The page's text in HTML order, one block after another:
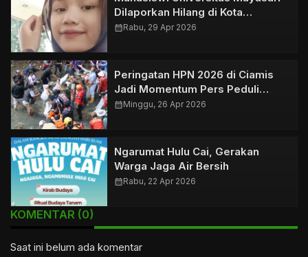
Dilaporkan Hilang di Kota
Tasikmalaya
calendar_monthRabu, 29 Apr 2026
Peringatan HPN 2026 di Ciamis
Jadi Momentum Pers Peduli
Lingkungan
calendar_monthMinggu, 26 Apr 2026
Ngarumat Hulu Cai, Gerakan
Warga Jaga Air Bersih
calendar_monthRabu, 22 Apr 2026
KOMENTAR (0)
Saat ini belum ada komentar